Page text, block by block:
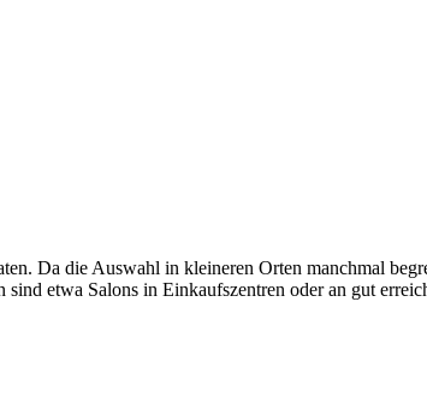
Da die Auswahl in kleineren Orten manchmal
etwa Salons in Einkaufszentren oder an gut